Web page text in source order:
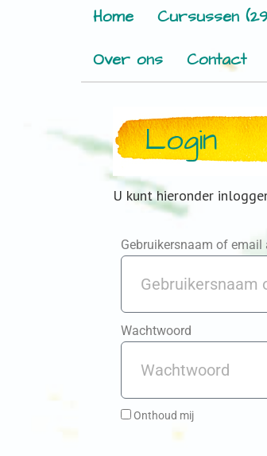
Home Cursussen
Over ons
Contact
Login
U kunt hieronder
Gebruikersnaam of email
Wachtwoord
Onthoud mij